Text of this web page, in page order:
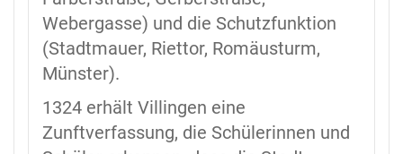
Webergasse) und die Schutzfunktion
(Stadtmauer, Riettor, Romäusturm,
Münster).
1324 erhält Villingen eine
Zunftverfassung, die Schülerinnen und